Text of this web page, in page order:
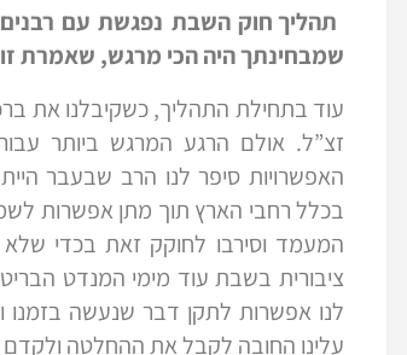
תהליך חוק השבת נפגשת עם
שמבחינתך היה הכי מרגש, שאמרת
עוד בתחילת התהליך, כשקיבלנו את
זצ”ל. אולם הרגע המרגש ביותר
האפשרויות סיפר לנו הרב שבעבר
בכלל רחבי הארץ תוך מתן אפשרות
המעמד וסירבו לחוקק זאת בכדי
ציבורית בשבת עוד מימי המנדט
לנו אפשרות לתקן דבר שנעשה בזמנו
עלינו החובה לקבל את ההחלטה